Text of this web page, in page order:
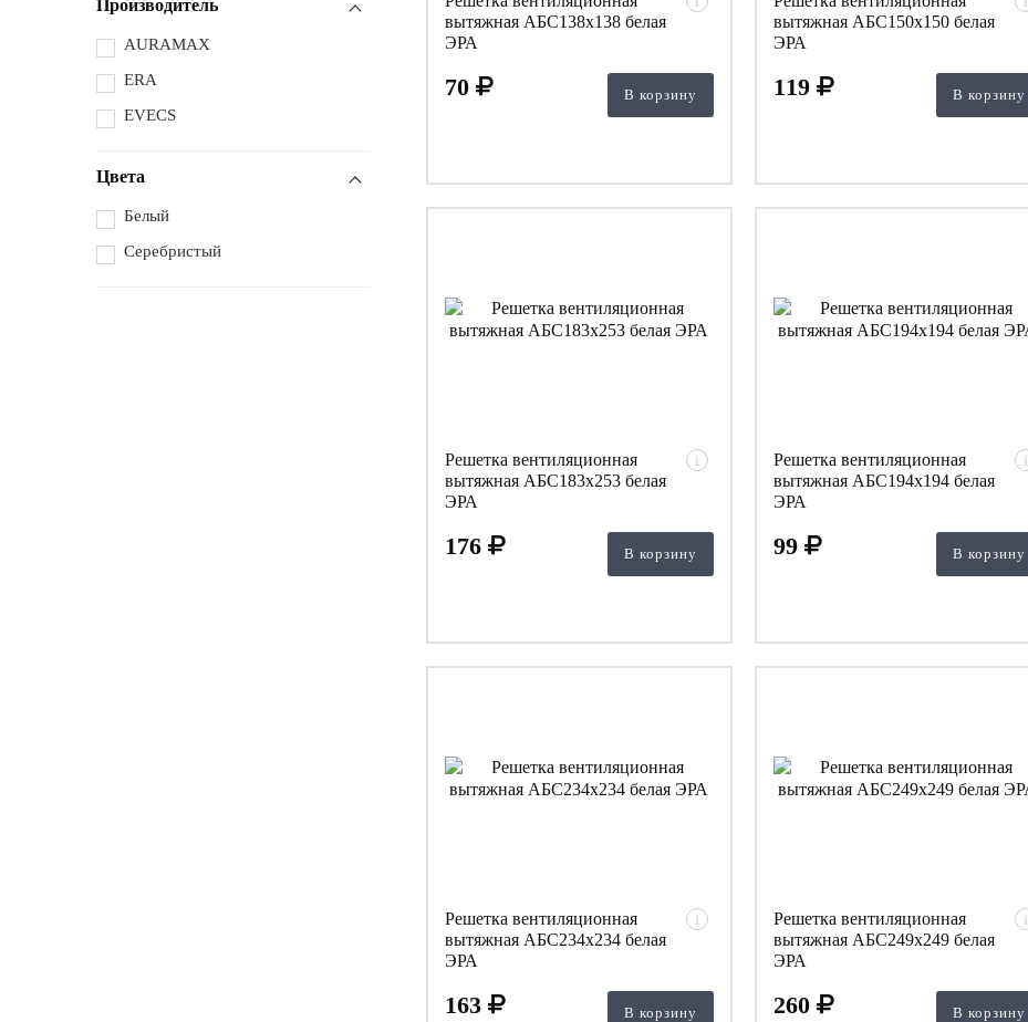
Производитель
AURAMAX
ERA
EVECS
Цвета
Белый
Серебристый
вытяжная АБС138х138 белая
ЭРА
70 В корзину
вытяжная АБС150х150 белая
ЭРА
119 В корзину
Решетка вентиляционная
вытяжная АБС183х253 белая
ЭРА
i
176 В корзину
Решетка вентиляционная
вытяжная АБС194х194 белая
ЭРА
i
99 В корзину
Решетка вентиляционная
вытяжная АБС234х234 белая
ЭРА
i
163 В корзину
Решетка вентиляционная
вытяжная АБС249х249 белая
ЭРА
i
260 В корзину